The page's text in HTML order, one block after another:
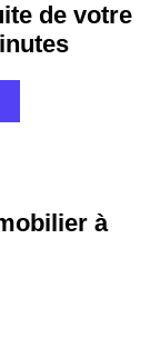
de votre
à